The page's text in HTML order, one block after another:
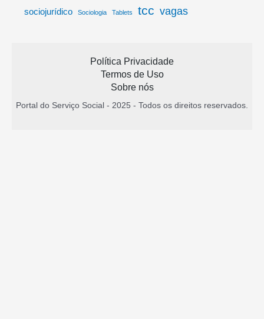
sociojurídico Sociologia Tablets tcc vagas
Política Privacidade
Termos de Uso
Sobre nós
Portal do Serviço Social - 2025 - Todos os direitos reservados.